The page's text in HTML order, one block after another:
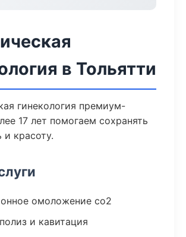
в Тольятти
гинекология премиум-
17 лет помогаем сохранять
красоту.
омоложение co2
и кавитация